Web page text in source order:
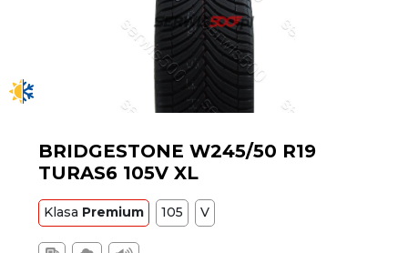
BRIDGESTONE W245/50 R19
TURAS6 105V XL
Klasa Premium 105 V